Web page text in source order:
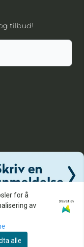
tilbud!
for å
av
Drevet av
alle